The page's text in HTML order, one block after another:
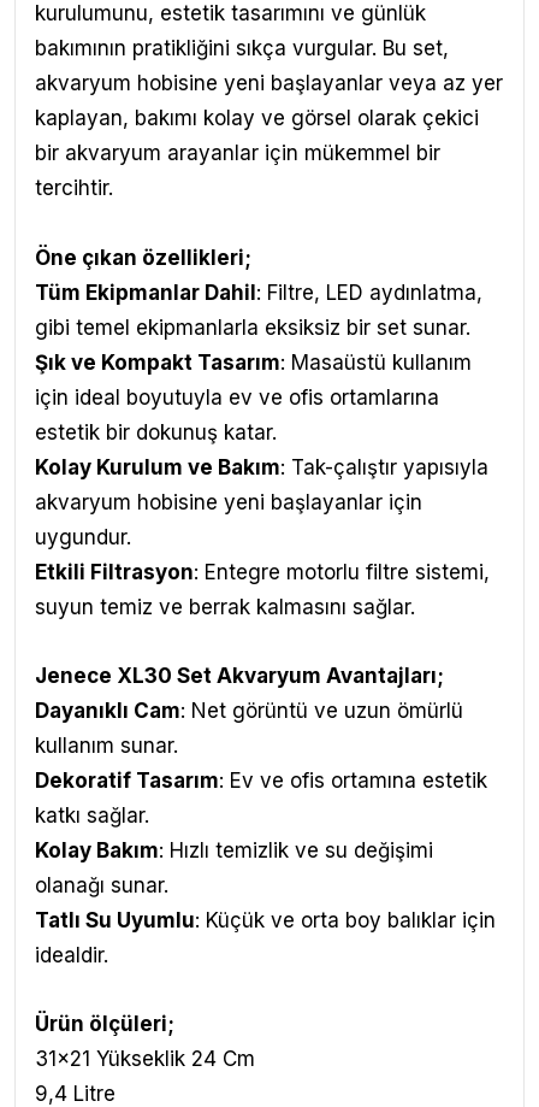
kurulumunu, estetik tasarımını ve günlük
bakımının pratikliğini sıkça vurgular. Bu set,
akvaryum hobisine yeni başlayanlar veya az yer
kaplayan, bakımı kolay ve görsel olarak çekici
bir akvaryum arayanlar için mükemmel bir
tercihtir.
Öne çıkan özellikleri;
Tüm Ekipmanlar Dahil : Filtre, LED aydınlatma,
gibi temel ekipmanlarla eksiksiz bir set sunar.
Şık ve Kompakt Tasarım: Masaüstü kullanım
için ideal boyutuyla ev ve ofis ortamlarına
estetik bir dokunuş katar.
Kolay Kurulum ve Bakım: Tak-çalıştır yapısıyla
akvaryum hobisine yeni başlayanlar için
uygundur.
Etkili Filtrasyon: Entegre motorlu filtre sistemi,
suyun temiz ve berrak kalmasını sağlar.
Jenece XL30 Set Akvaryum Avantajları;
Dayanıklı Cam: Net görüntü ve uzun ömürlü
kullanım sunar.
Dekoratif Tasarım: Ev ve ofis ortamına estetik
katkı sağlar.
Kolay Bakım: Hızlı temizlik ve su değişimi
olanağı sunar.
Tatlı Su Uyumlu: Küçük ve orta boy balıklar için
idealdir.
Ürün ölçüleri;
31x21 Yükseklik 24 Cm
9,4 Litre